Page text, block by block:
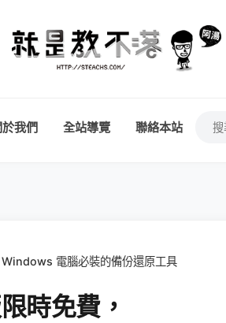
於我們 全站導覽 聯絡本站
電腦必裝的備份還原工具
時免費，